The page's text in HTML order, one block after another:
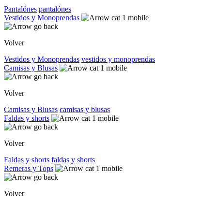
Pantalónes pantalónes
Vestidos y Monoprendas
Volver
Vestidos y Monoprendas vestidos y monoprendas
Camisas y Blusas
Volver
Camisas y Blusas camisas y blusas
Faldas y shorts
Volver
Faldas y shorts faldas y shorts
Remeras y Tops
Volver